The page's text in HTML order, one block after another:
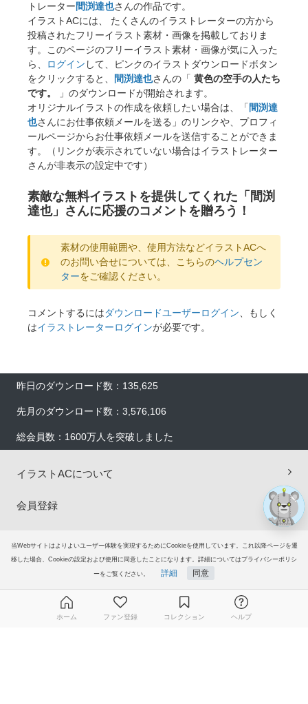
当Webサイトはよりよいユーザー体験を実現するためにCookieを使用しています。これ以降ページを遷
移した場合、Cookieの設定および使用に同意したことになります。詳細についてはプライバシーポリシ
ーをご覧ください。 詳細 同意
トレーター間渕達也さんの作品です。
イラストACには、 たくさんのイラストレーターの方から
投稿されたフリーイラスト素材・画像を掲載しておりま
す。このページのフリーイラスト素材・画像が気に入った
ら、
ログイン して、ピンクのイラストダウンロードボタン
をクリックすると、
間渕達也さんの「 黄色の空手の人たち
です。
」のダウンロードが開始されます。
オリジナルイラストの作成を依頼したい場合は、「 間渕達
也さんにお仕事依頼メールを送る」のリンクや、プロフィ
ールページからお仕事依頼メールを送信することができま
す。（リンクが表示されていない場合はイラストレーター
さんが非表示の設定中です）
素敵な無料イラストを提供してくれた「間渕
達也」さんに応援のコメントを贈ろう！
素材の使用範囲や、使用方法などイラストACへ
のお問い合せについては、こちらのヘルプセン
ターをご確認ください。
コメントするにはダウンロードユーザーログイン、もしく
はイラストレーターログインが必要です。
昨日のダウンロード数：135,625
先月のダウンロード数：3,576,106
総会員数：1600万人を突破しました
イラストACについて
会員登録
グループサイト
ホーム ファン登録 コレクション ヘルプ